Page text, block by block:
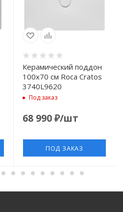
Керамический поддон
100x70 см Roca Cratos
3740L9620
Под заказ
68 990₽/шт
ПОД ЗАКАЗ